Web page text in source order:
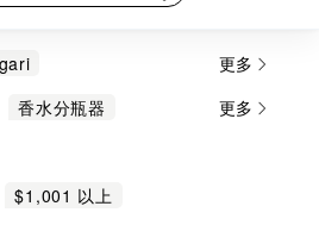
LE LABO
更多
香水分瓶器
更多
$1,001 以上